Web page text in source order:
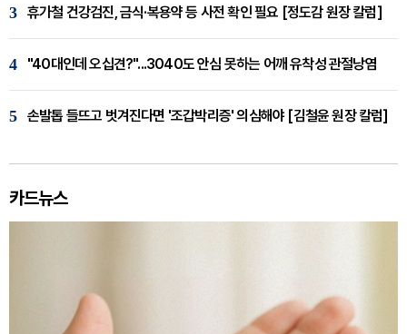
3 휴가철 건강검진, 금식·복용약 등 사전 확인 필요 [정도감 원장 칼럼]
4 "40대인데 오십견?"...3040도 안심 못하는 어깨 유착성 관절낭염
5 손발톱 들뜨고 벗겨진다면 '조갑박리증' 의심해야 [김철윤 원장 칼럼]
카드뉴스